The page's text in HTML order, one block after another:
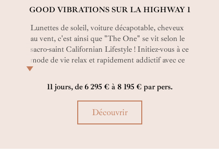
GOOD VIBRATIONS SUR LA HIGHWAY 1
Lunettes de soleil, voiture décapotable, cheveux
au vent, c'est ainsi que "The One" se vit selon le
sacro-saint Californian Lifestyle ! Initiez-vous à ce
mode de vie relax et rapidement addictif avec ce
circuit en Californie faisant la part belle à des
haltes gourmandes, sites naturels superbes et
hôtels au luxe décontracté !
11 jours, de 6 295 € à 8 195 € par pers.
Découvrir